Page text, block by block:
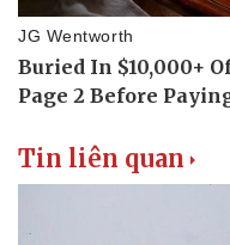
Tin liên quan